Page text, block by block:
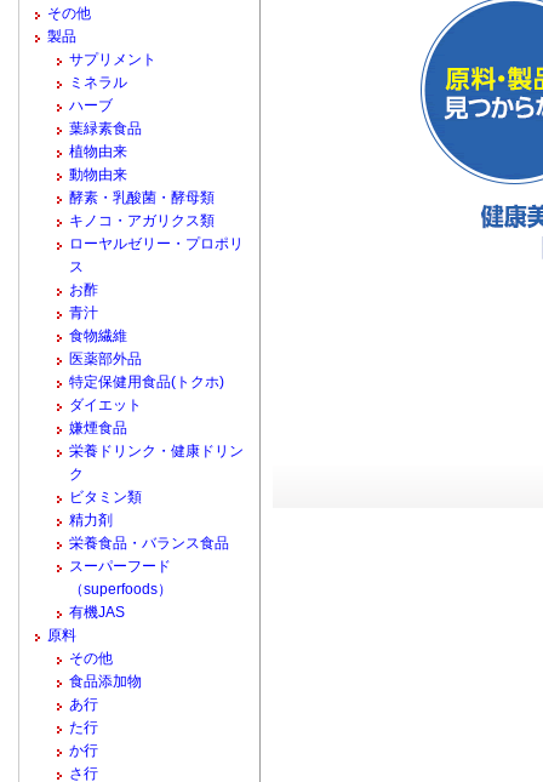
その他
製品
サプリメント
ミネラル
ハーブ
葉緑素食品
植物由来
動物由来
酵素・乳酸菌・酵母類
キノコ・アガリクス類
ローヤルゼリー・プロポリ
ス
お酢
青汁
食物繊維
医薬部外品
特定保健用食品(トクホ)
ダイエット
嫌煙食品
栄養ドリンク・健康ドリン
ク
ビタミン類
精力剤
栄養食品・バランス食品
スーパーフード
（superfoods）
有機JAS
原料
その他
食品添加物
あ行
た行
か行
さ行